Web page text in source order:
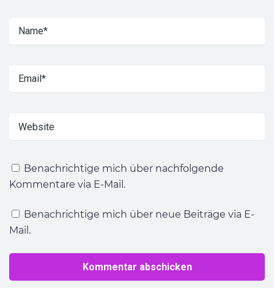
Benachrichtige mich über nachfolgende
Kommentare via E-Mail.
Benachrichtige mich über neue Beiträge via E-
Mail.